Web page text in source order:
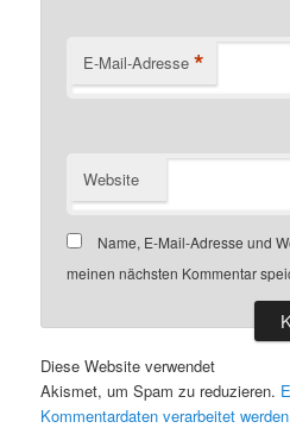
E-Mail-Adresse *
Website
Name, E-Mail-Adresse und
meinen nächsten Kommentar
Diese Website verwendet
Akismet, um Spam zu reduzieren.
Kommentardaten verarbeitet